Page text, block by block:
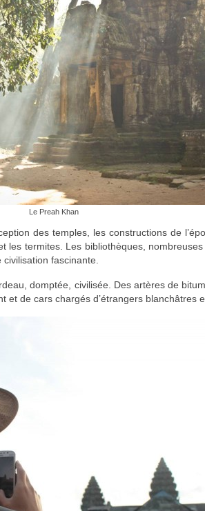
Le Preah Khan
des temples, les constructions de
termites. Les bibliothèques,
fascinante.
domptée, civilisée. Des artères de
de cars chargés d’étrangers blanchâtres